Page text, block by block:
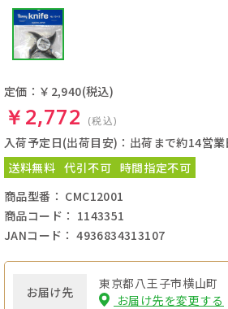
定価：￥2,940(税込)
￥2,772 (税込)
入荷予定日(出荷目安)：出荷まで約14営業
送料無料 代引不可 時間指定不可
商品型番： CMC12001
商品コード： 1143351
JANコード： 4936834313107
お届け先
東京都八王子市横山町
お届け先を変更する